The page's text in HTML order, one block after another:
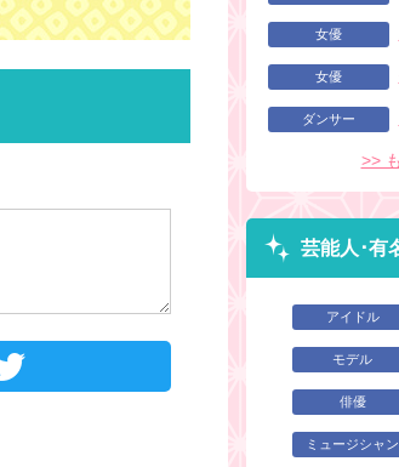
女優
女優
ダンサー
>>
芸能人･有
アイドル
モデル
俳優
ミュージシャン